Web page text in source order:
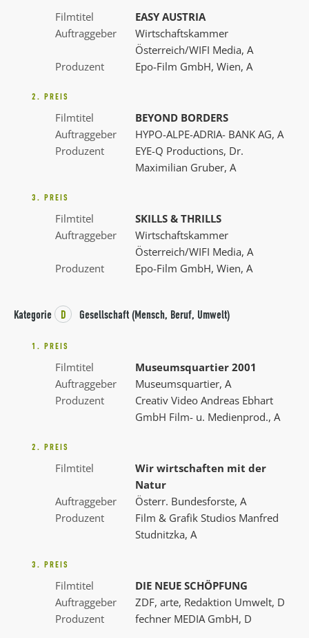
Filmtitel
EASY AUSTRIA
Auftraggeber
Wirtschaftskammer
Österreich/WIFI Media, A
Produzent
Epo-Film GmbH, Wien, A
2. PREIS
Filmtitel
BEYOND BORDERS
Auftraggeber
HYPO-ALPE-ADRIA- BANK AG, A
Produzent
EYE-Q Productions, Dr.
Maximilian Gruber, A
3. PREIS
Filmtitel
SKILLS & THRILLS
Auftraggeber
Wirtschaftskammer
Österreich/WIFI Media, A
Produzent
Epo-Film GmbH, Wien, A
Kategorie D Gesellschaft (Mensch, Beruf, Umwelt)
1. PREIS
Filmtitel
Museumsquartier 2001
Auftraggeber
Museumsquartier, A
Produzent
Creativ Video Andreas Ebhart
GmbH Film- u. Medienprod., A
2. PREIS
Filmtitel
Wir wirtschaften mit der
Natur
Auftraggeber
Österr. Bundesforste, A
Produzent
Film & Grafik Studios Manfred
Studnitzka, A
3. PREIS
Filmtitel
DIE NEUE SCHÖPFUNG
Auftraggeber
ZDF, arte, Redaktion Umwelt, D
Produzent
fechner MEDIA GmbH, D